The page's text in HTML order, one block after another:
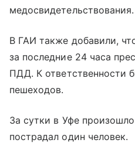
медосвидетельствования.
В ГАИ также добавили,
за последние 24 часа
ПДД. К ответственности
пешеходов.
За сутки в Уфе
пострадал один человек.